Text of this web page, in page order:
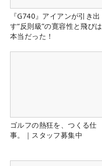
『G740』アイアンが引き出
す“反則級”の寛容性と飛びは
本当だった！
ゴルフの熱狂を、つくる仕
事。｜スタッフ募集中